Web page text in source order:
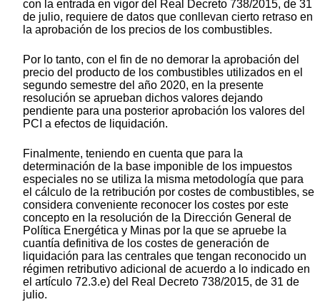
con la entrada en vigor del Real Decreto 738/2015, de 31
de julio, requiere de datos que conllevan cierto retraso en
la aprobación de los precios de los combustibles.
Por lo tanto, con el fin de no demorar la aprobación del
precio del producto de los combustibles utilizados en el
segundo semestre del año 2020, en la presente
resolución se aprueban dichos valores dejando
pendiente para una posterior aprobación los valores del
PCI a efectos de liquidación.
Finalmente, teniendo en cuenta que para la
determinación de la base imponible de los impuestos
especiales no se utiliza la misma metodología que para
el cálculo de la retribución por costes de combustibles, se
considera conveniente reconocer los costes por este
concepto en la resolución de la Dirección General de
Política Energética y Minas por la que se apruebe la
cuantía definitiva de los costes de generación de
liquidación para las centrales que tengan reconocido un
régimen retributivo adicional de acuerdo a lo indicado en
el artículo 72.3.e) del Real Decreto 738/2015, de 31 de
julio.